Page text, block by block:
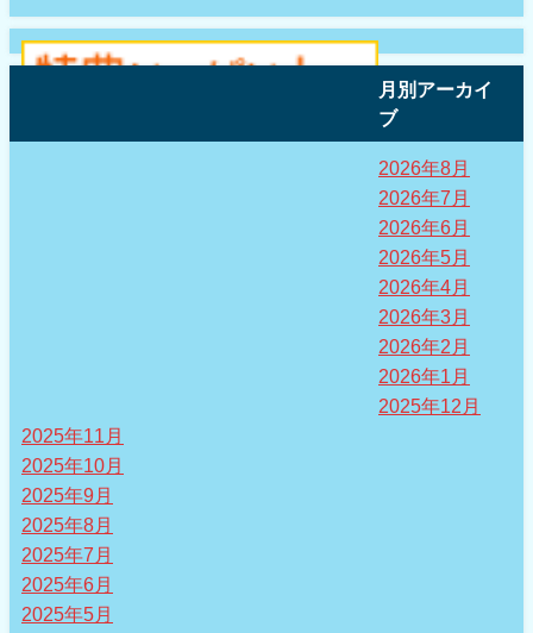
月別アーカイ
ブ
2026年8月
2026年7月
2026年6月
2026年5月
2026年4月
2026年3月
2026年2月
2026年1月
2025年12月
2025年11月
2025年10月
2025年9月
2025年8月
2025年7月
2025年6月
2025年5月